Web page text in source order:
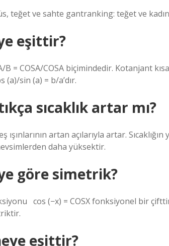
teğet ve sahte gantranking: teğet ve
eşittir?
B = COSA/COSA biçimindedir. Kotanjant
(a)/sin (a) = b/a’dır.
sıcaklık artar mı?
ışınlarının artan açılarıyla artar.
daha yüksektir.
göre simetrik?
cos (−x) = COSX fonksiyonel bir
eşittir?